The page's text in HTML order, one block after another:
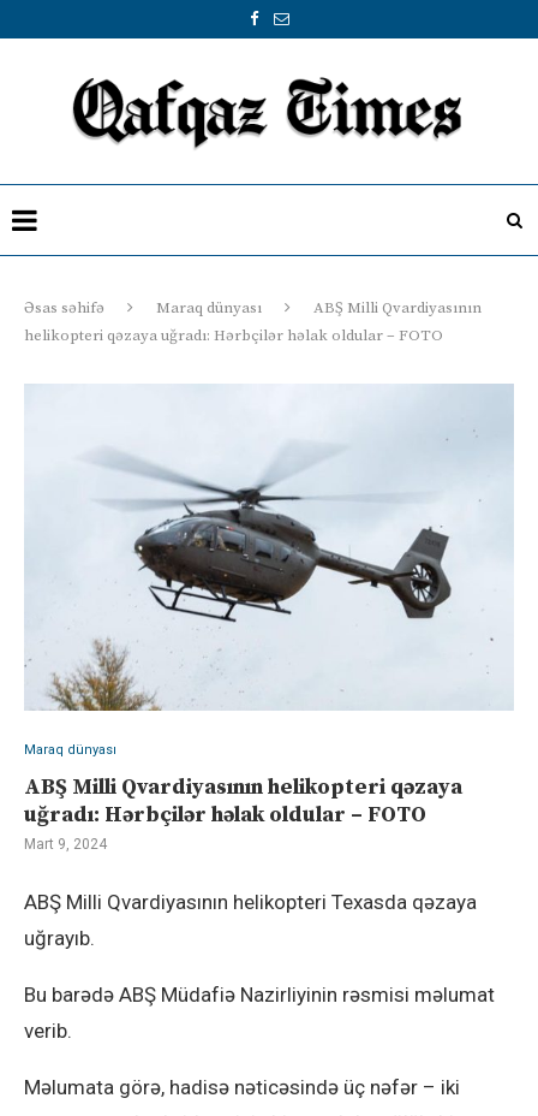
Əsas səhifə Maraq dünyası
ABŞ Milli Qvardiyasının
helikopteri qəzaya uğradı: Hərbçilər həlak oldular – FOTO
Maraq dünyası
ABŞ Milli Qvardiyasının helikopteri qəzaya
uğradı: Hərbçilər həlak oldular – FOTO
Mart 9, 2024
ABŞ Milli Qvardiyasının helikopteri Texasda qəzaya
uğrayıb.
Bu barədə ABŞ Müdafiə Nazirliyinin rəsmisi məlumat
verib.
Məlumata görə, hadisə nəticəsində üç nəfər – iki